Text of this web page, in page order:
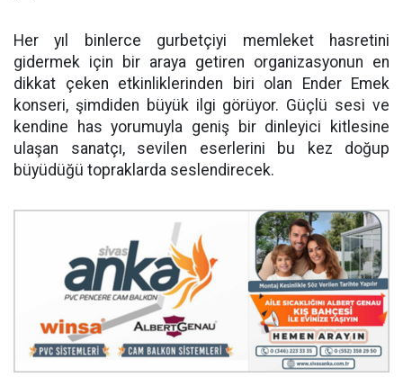
Her yıl binlerce gurbetçiyi memleket hasretini
gidermek için bir araya getiren organizasyonun en
dikkat çeken etkinliklerinden biri olan Ender Emek
konseri, şimdiden büyük ilgi görüyor. Güçlü sesi ve
kendine has yorumuyla geniş bir dinleyici kitlesine
ulaşan sanatçı, sevilen eserlerini bu kez doğup
büyüdüğü topraklarda seslendirecek.